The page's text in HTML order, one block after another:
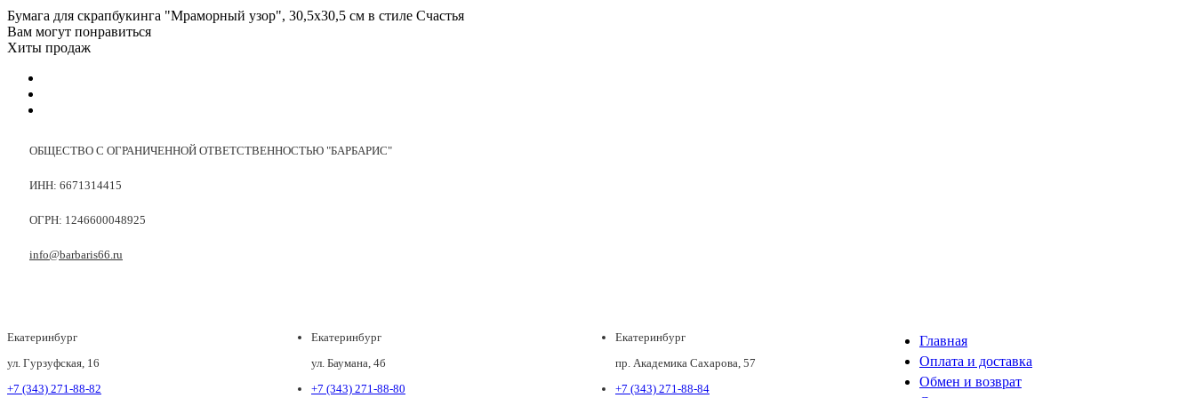
Бумага для скрапбукинга "Мраморный узор", 30,5х30,5 см в стиле Счастья
Вам могут понравиться
Хиты продаж
ОБЩЕСТВО С ОГРАНИЧЕННОЙ ОТВЕТСТВЕННОСТЬЮ "БАРБАРИС"
ИНН: 6671314415
ОГРН: 1246600048925
info@barbaris66.ru
Екатеринбург
ул. Гурзуфская, 16
+7 (343) 271-88-82
Екатеринбург
ул. Баумана, 4б
+7 (343) 271-88-80
Екатеринбург
пр. Академика Сахарова, 57
+7 (343) 271-88-84
Главная
Оплата и доставка
Обмен и возврат